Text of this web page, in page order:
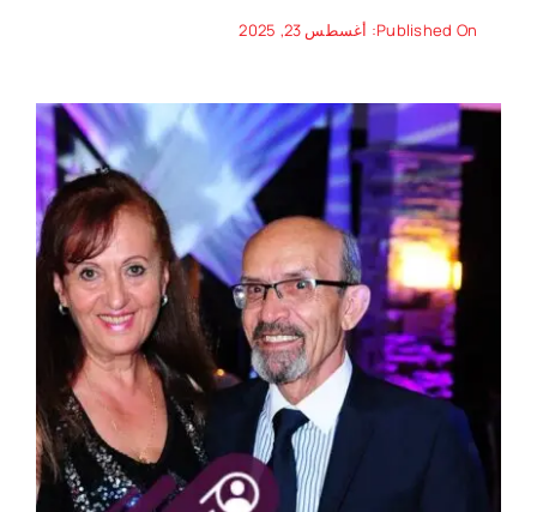
Published On: أغسطس 23, 2025